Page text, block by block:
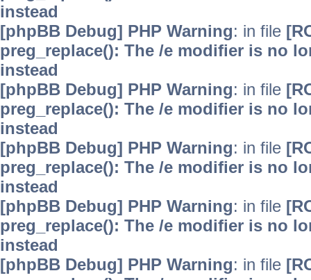
instead
[phpBB Debug] PHP Warning: in file
preg_replace(): The /e modifier is no
instead
[phpBB Debug] PHP Warning: in file
preg_replace(): The /e modifier is no
instead
[phpBB Debug] PHP Warning: in file
preg_replace(): The /e modifier is no
instead
[phpBB Debug] PHP Warning: in file
preg_replace(): The /e modifier is no
instead
[phpBB Debug] PHP Warning: in file